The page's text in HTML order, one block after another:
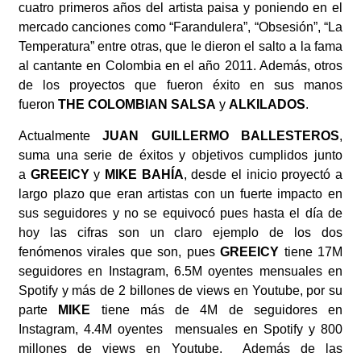
cuatro primeros años del artista paisa y poniendo en el
mercado canciones como “Farandulera”, “Obsesión”, “La
Temperatura” entre otras, que le dieron el salto a la fama
al cantante en Colombia en el año 2011. Además, otros
de los proyectos que fueron éxito en sus manos
fueron THE COLOMBIAN SALSA y ALKILADOS.
ActualmenteJUAN GUILLERMO BALLESTEROS,
suma una serie de éxitos y objetivos cumplidos junto
a GREEICYy MIKE BAHÍA, desde el inicio proyectó a
largo plazo que eran artistas con un fuerte impacto en
sus seguidores y no se equivocó pues hasta el día de
hoy las cifras son un claro ejemplo de los dos
fenómenos virales que son, puesGREEICY tiene 17M
seguidores en Instagram, 6.5M oyentes mensuales en
Spotify y más de 2 billones de views en Youtube, por su
parte
MIKE tiene más de 4M de seguidores en
Instagram, 4.4M oyentes mensuales en Spotify y 800
millones de views en Youtube. Además de las